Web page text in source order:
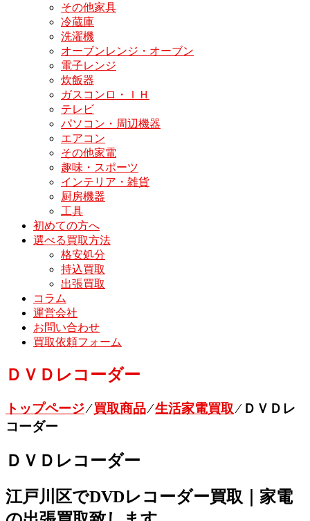
その他家具
冷蔵庫
洗濯機
オーブンレンジ・オーブン
電子レンジ
炊飯器
ガスコンロ・ＩＨ
テレビ
パソコン・周辺機器
エアコン
その他家電
趣味・スポーツ
インテリア・雑貨
厨房機器
工具
初めての方へ
選べる買取方法
格安処分
持込買取
出張買取
コラム
運営会社
お問い合わせ
買取依頼フォーム
ＤＶＤレコーダー
トップページ⁄買取商品⁄生活家電買取⁄ ＤＶＤレ
コーダー
ＤＶＤレコーダー
江戸川区でDVDレコーダー買取｜家電